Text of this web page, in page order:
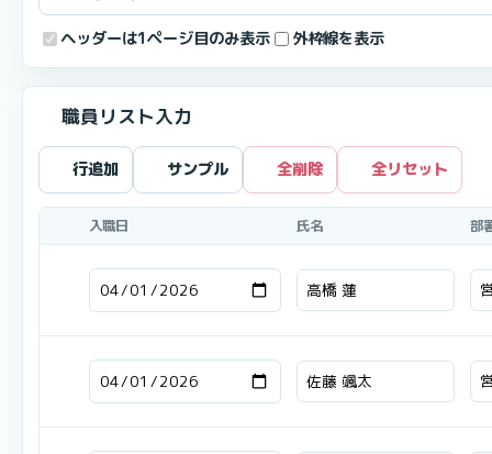
ヘッダーは1ページ目のみ表示 外枠線を表示
職員リスト入力
行追加 サンプル 全削除 全リセット
入職日 氏名 部